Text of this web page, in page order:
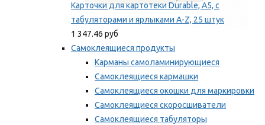
Карточки для картотеки Durable, A5, с
табуляторами и ярлыками A-Z, 25 штук
1 347.46 руб
Самоклеящиеся продукты
Карманы самоламинирующиеся
Самоклеящиеся кармашки
Самоклеящиеся окошки для маркировки
Самоклеящиеся скоросшиватели
Самоклеящиеся табуляторы